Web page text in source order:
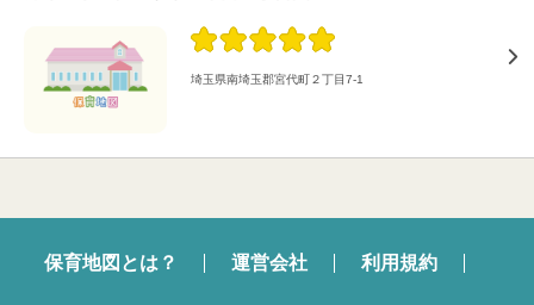
埼玉県南埼玉郡宮代町２丁目7-1
保育地図とは？ 運営会社 利用規約